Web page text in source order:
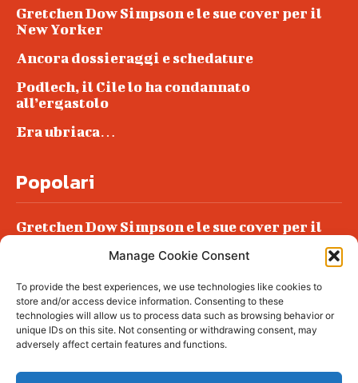
Manage Cookie Consent
To provide the best experiences, we use technologies like cookies to
store and/or access device information. Consenting to these
technologies will allow us to process data such as browsing behavior or
unique IDs on this site. Not consenting or withdrawing consent, may
adversely affect certain features and functions.
Gretchen Dow Simpson e le sue cover per il
New Yorker
Ancora dossieraggi e schedature
Podlech, il Cile lo ha condannato
all’ergastolo
Era ubriaca…
Popolari
Gretchen Dow Simpson e le sue cover per il
Podlech, il Cile lo ha condannato
all’ergastolo
Era ubriaca…